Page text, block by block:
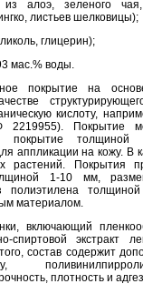
из алоэ, зеленого
листьев шелковицы);
глицерин);
мас.% воды.
покрытие на
кислоту,
Покрытие
покрытие
аппликации на кожу. В
растений. Покрытия
1-10 мм,
полиэтилена
материалом.
включающий
экстракт
состав содержит
плотность и